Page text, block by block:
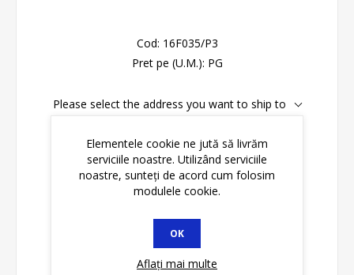
Cod: 16F035/P3
Pret pe (U.M.): PG
Please select the address you want to ship to
Disponibilitate: În stoc
ADAUGĂ ȊN COŞ
Elementele cookie ne jută să livrăm
serviciile noastre. Utilizând serviciile
noastre, sunteți de acord cum folosim
modulele cookie.
OK
Aflați mai multe